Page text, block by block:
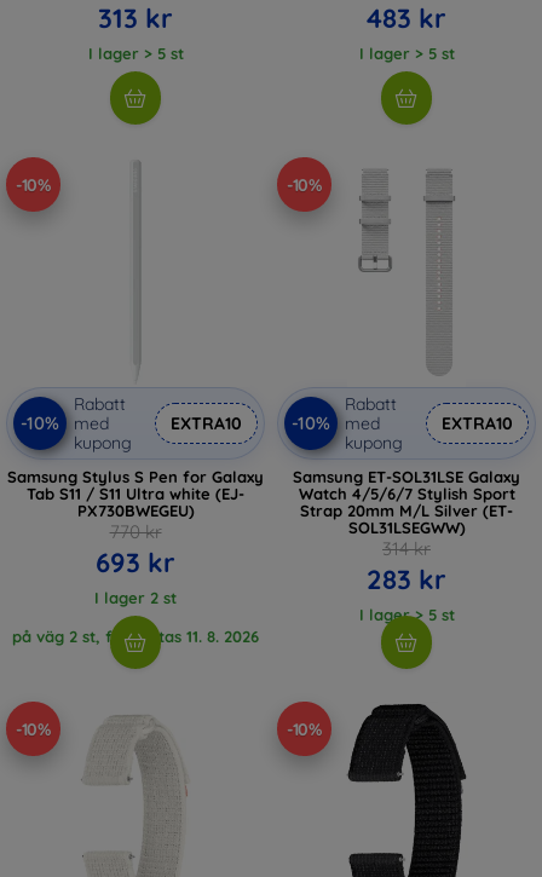
313 kr
I lager > 5 st
483 kr
I lager > 5 st
-10%
-10%
Rabatt
med
kupong
EXTRA10
Samsung Stylus S Pen for Galaxy
Tab S11 / S11 Ultra white (EJ-
PX730BWEGEU)
770 kr
693 kr
I lager 2 st
på väg 2 st, förväntas 11. 8. 2026
-10%
-10%
Rabatt
med
kupong
EXTRA10
Samsung ET-SOL31LSE Galaxy
Watch 4/5/6/7 Stylish Sport
Strap 20mm M/L Silver (ET-
SOL31LSEGWW)
314 kr
283 kr
I lager > 5 st
-10% -10%